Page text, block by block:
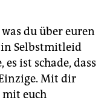
du über euren
Selbstmitleid
ist schade, dass
Mit dir
mit euch